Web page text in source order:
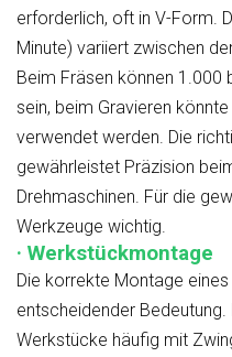
erforderlich, oft in V-Form.
Minute) variiert zwischen
Beim Fräsen können 1.000
sein, beim Gravieren
verwendet werden. Die
gewährleistet Präzision
Drehmaschinen. Für die
Werkzeuge wichtig.
· Werkstückmontage
Die korrekte Montage
entscheidender
Werkstücke häufig mit